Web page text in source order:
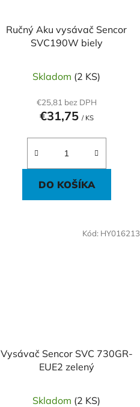
Ručný Aku vysávač Sencor
SVC190W biely
Skladom (2 KS)
€25,81 bez DPH
€31,75 / KS
DO KOŠÍKA
Vysávač Sencor SVC 730GR-
EUE2 zelený
Skladom (2 KS)
Kód: HY016213